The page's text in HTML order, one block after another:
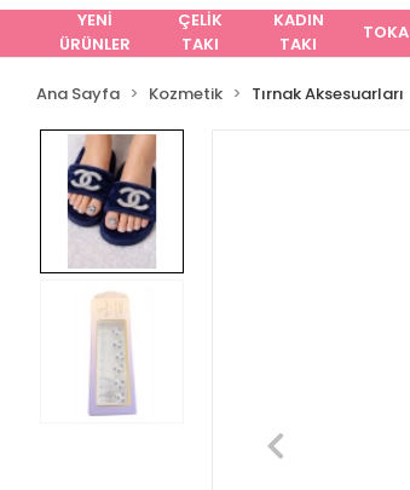
YENİ
ÜRÜNLER
ÇELİK
TAKI
KADIN
TAKI
TOKA
Ana Sayfa Kozmetik Tırnak Aksesuarları